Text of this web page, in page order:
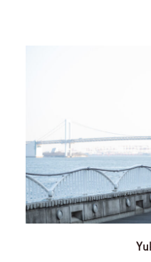
ドレス
ウエディングレポート
アクセス